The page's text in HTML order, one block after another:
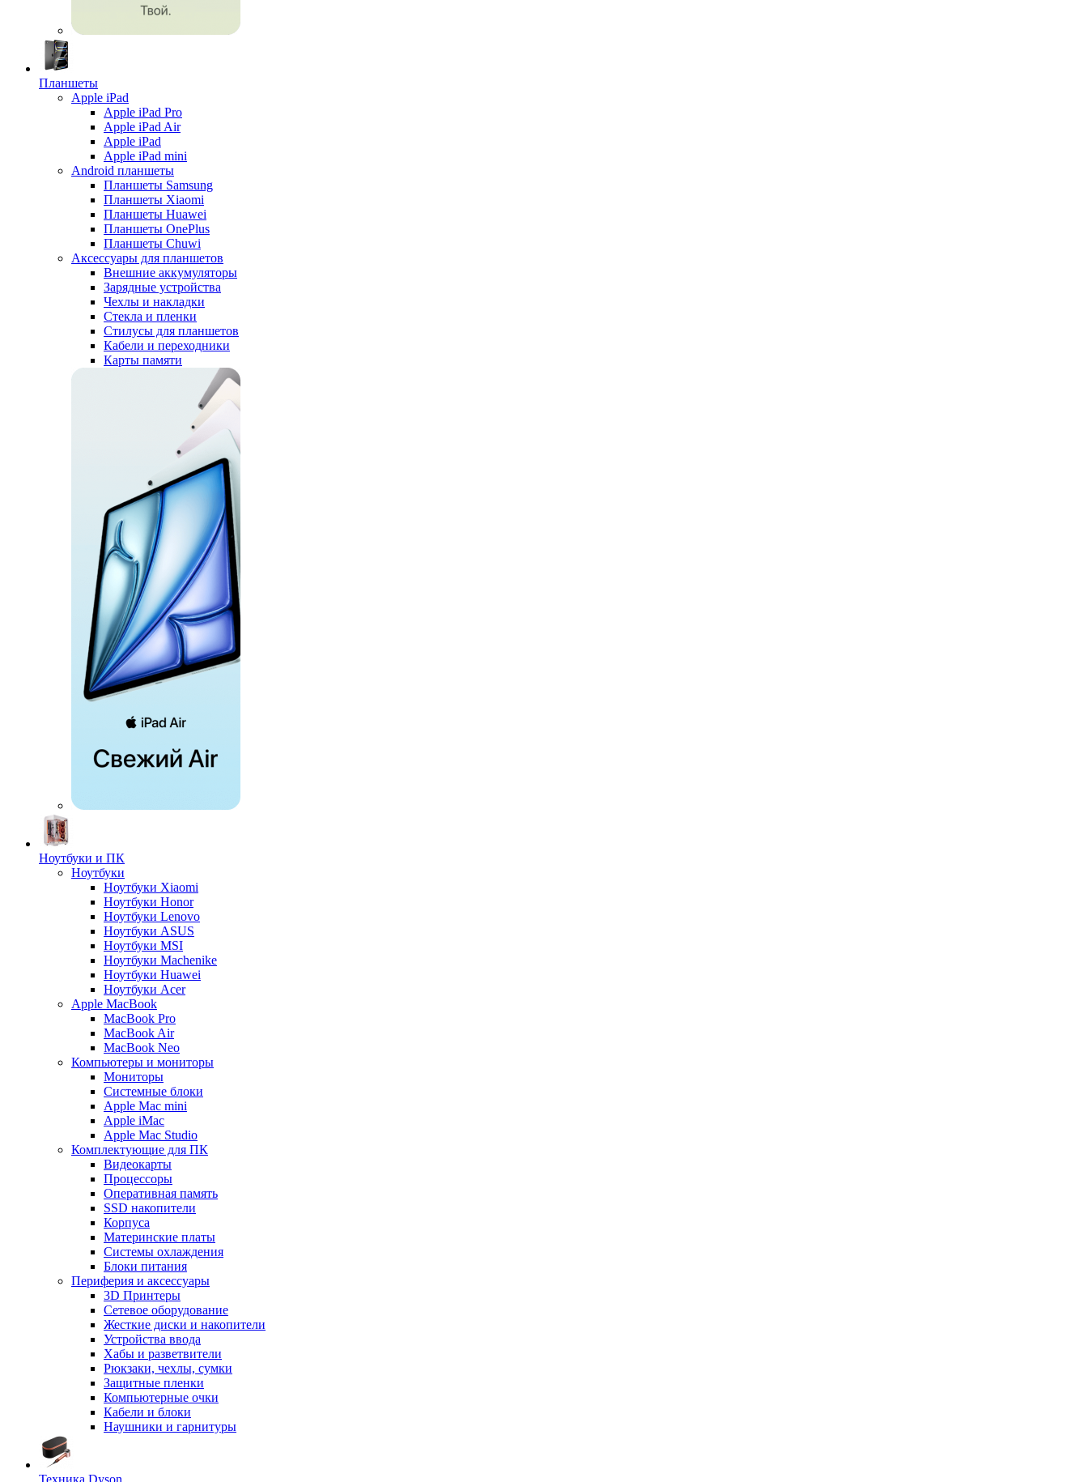
Планшеты
Apple iPad
Apple iPad Pro
Apple iPad Air
Apple iPad
Apple iPad mini
Android планшеты
Планшеты Samsung
Планшеты Xiaomi
Планшеты Huawei
Планшеты OnePlus
Планшеты Chuwi
Аксессуары для планшетов
Внешние аккумуляторы
Зарядные устройства
Чехлы и накладки
Стекла и пленки
Стилусы для планшетов
Кабели и переходники
Карты памяти
Ноутбуки и ПК
Ноутбуки
Ноутбуки Xiaomi
Ноутбуки Honor
Ноутбуки Lenovo
Ноутбуки ASUS
Ноутбуки MSI
Ноутбуки Machenike
Ноутбуки Huawei
Ноутбуки Acer
Apple MacBook
MacBook Pro
MacBook Air
MacBook Neo
Компьютеры и мониторы
Мониторы
Системные блоки
Apple Mac mini
Apple iMac
Apple Mac Studio
Комплектующие для ПК
Видеокарты
Процессоры
Оперативная память
SSD накопители
Корпуса
Материнские платы
Системы охлаждения
Блоки питания
Периферия и аксессуары
3D Принтеры
Сетевое оборудование
Жесткие диски и накопители
Устройства ввода
Хабы и разветвители
Рюкзаки, чехлы, сумки
Защитные пленки
Компьютерные очки
Кабели и блоки
Наушники и гарнитуры
Техника Dyson